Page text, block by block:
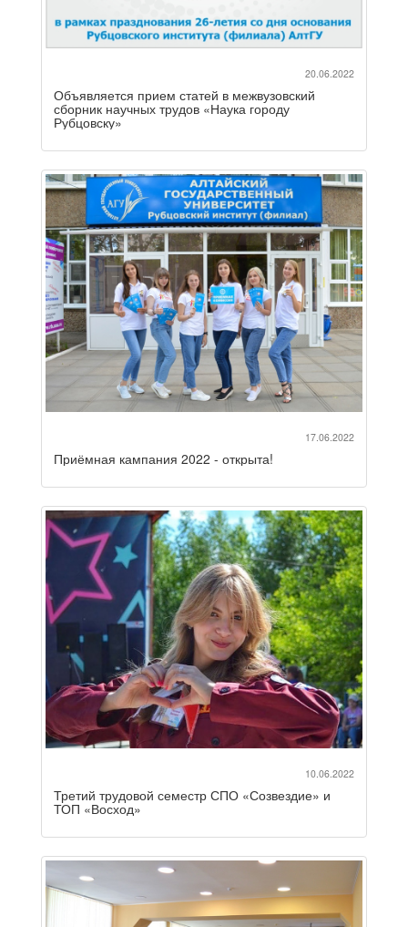
20.06.2022
Объявляется прием статей в межвузовский
сборник научных трудов «Наука городу
Рубцовску»
17.06.2022
Приёмная кампания 2022 - открыта!
10.06.2022
Третий трудовой семестр СПО «Созвездие» и
ТОП «Восход»